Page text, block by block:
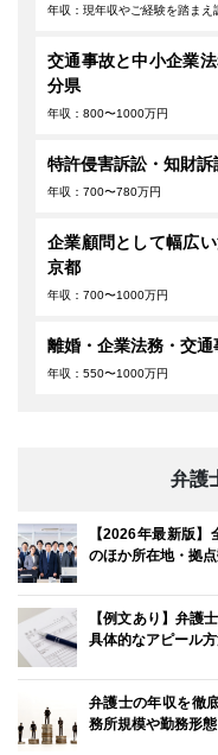
年収：現年収やご経験を踏まえ
交通事故と中小企業
分県
年収：800〜1000万円
特許侵害訴訟・知財
年収：700〜780万円
企業顧問として幅広
京都
年収：700〜1000万円
離婚・企業法務・交
年収：550〜1000万円
弁護
【2026年最新版
のほか所在地・拠
【例文あり】弁護
具体的なアピール
弁護士の年収を徹
務所規模や勤務形